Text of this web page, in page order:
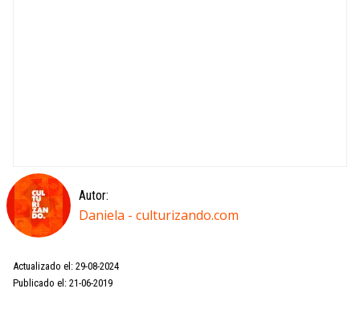
Autor:
Daniela - culturizando.com
Actualizado el: 29-08-2024
Publicado el: 21-06-2019